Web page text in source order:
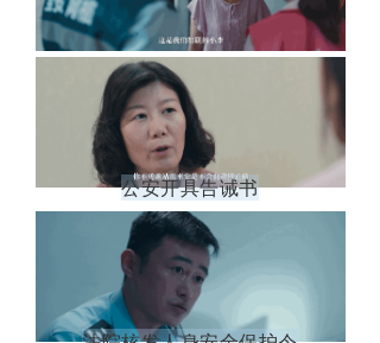
公安开具告诫书